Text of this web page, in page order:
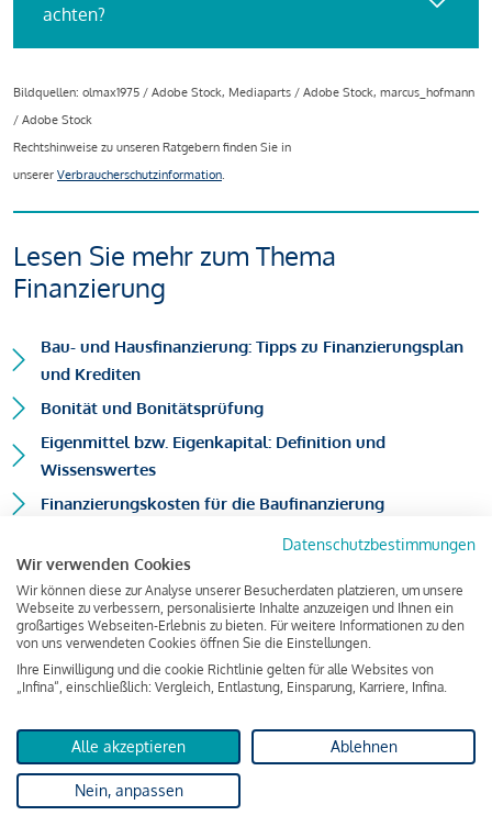
achten?
Bildquellen: olmax1975 / Adobe Stock, Mediaparts / Adobe Stock, marcus_hofmann
/ Adobe Stock
Rechtshinweise zu unseren Ratgebern finden Sie in
unserer Verbraucherschutzinformation.
Lesen Sie mehr zum Thema
Finanzierung
Bau- und Hausfinanzierung: Tipps zu Finanzierungsplan
und Krediten
Bonität und Bonitätsprüfung
Eigenmittel bzw. Eigenkapital: Definition und
Wissenswertes
Finanzierungskosten für die Baufinanzierung
Über den Autor:Mag. Harald Draxl
Position: Geschäftsführer
Datenschutzbestimmungen
Wir verwenden Cookies
Wir können diese zur Analyse unserer Besucherdaten platzieren, um unsere
Webseite zu verbessern, personalisierte Inhalte anzuzeigen und Ihnen ein
großartiges Webseiten-Erlebnis zu bieten. Für weitere Informationen zu den
von uns verwendeten Cookies öffnen Sie die Einstellungen.
Ihre Einwilligung und die cookie Richtlinie gelten für alle Websites von
„Infina“, einschließlich: Vergleich, Entlastung, Einsparung, Karriere, Infina.
Alle akzeptieren Ablehnen
Nein, anpassen